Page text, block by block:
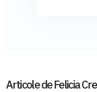
Articole de Felicia